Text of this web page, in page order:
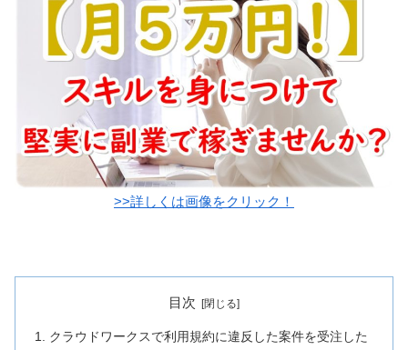
>>詳しくは画像をクリック！
目次
クラウドワークスで利用規約に違反した案件を受注した